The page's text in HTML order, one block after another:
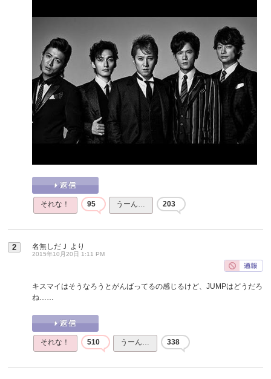
それな！ 95 うーん… 203
2 名無しだＪ より
2015年10月20日 1:11 PM
キスマイはそうなろうとがんばってるの感じるけど、JUMPはどうだろ
ね……
それな！ 510 うーん… 338